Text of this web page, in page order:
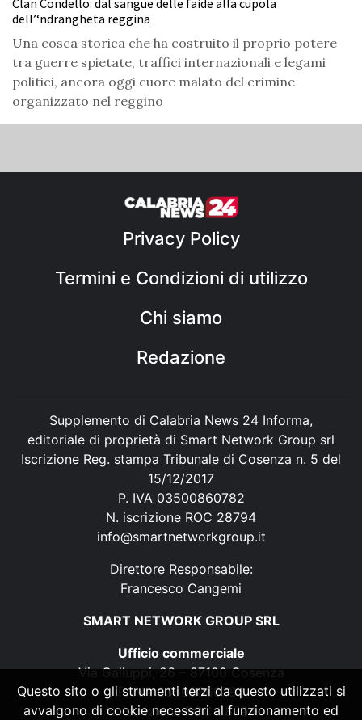
dell’‘ndrangheta reggina
Una cosca storica che ha costruito il proprio potere
tra guerre spietate, traffici internazionali e legami
politici, ancora oggi cuore malato del crimine
organizzato nel reggino
Privacy Policy
Termini e Condizioni di utilizzo
Chi siamo
Redazione
Supplemento di Calabria News 24 Informa,
editoriale di proprietà di Smart Network Group srl
Iscrizione Reg. stampa Tribunale di Cosenza n. 5 del
15/12/2017
P. IVA 03500860782
N. iscrizione ROC 28794
info@smartnetworkgroup.it
Direttore Responsabile:
Francesco Cangemi
SMART NETWORK GROUP SRL
Ufficio commerciale
Via Galluppi, 26 – 87100 Cosenza
P. IVA 03500860782
N. iscrizione ROC 28794
Questo sito o gli strumenti terzi da questo utilizzati si
avvalgono di cookie necessari al funzionamento ed